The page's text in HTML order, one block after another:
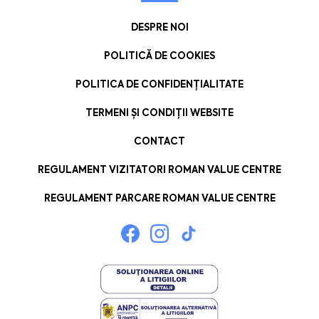
DESPRE NOI
POLITICĂ DE COOKIES
POLITICA DE CONFIDENȚIALITATE
TERMENI ȘI CONDIȚII WEBSITE
CONTACT
REGULAMENT VIZITATORI ROMAN VALUE CENTRE
REGULAMENT PARCARE ROMAN VALUE CENTRE